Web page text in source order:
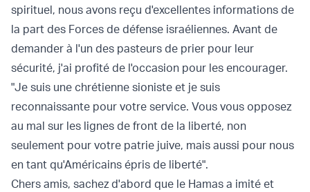
spirituel, nous avons reçu d'excellentes informations de
la part des Forces de défense israéliennes. Avant de
demander à l'un des pasteurs de prier pour leur
sécurité, j'ai profité de l'occasion pour les encourager.
"Je suis une chrétienne sioniste et je suis
reconnaissante pour votre service. Vous vous opposez
au mal sur les lignes de front de la liberté, non
seulement pour votre patrie juive, mais aussi pour nous
en tant qu'Américains épris de liberté".
Chers amis, sachez d'abord que le Hamas a imité et